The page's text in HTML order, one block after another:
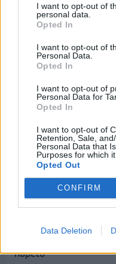
I want to opt-out of
personal data.
Opted In
I want to opt-out of
Personal Data.
Opted In
I want to opt-out of
Personal Data for
Opted In
I want to opt-out of
Retention, Sale,
Personal Data that
Purposes for which
Opted Out
CONFIRM
Data Deletion
Από τις 28 Αυγούστου
Κάρτας Αγρότη μέσω
Eurobank: Εξελίξεις
πετρελαίου και
06/08/2026 - 16:20
Οι ελληνικές scale-ups
στην ανάπτυξη -
προσέλκυση πελατών
06/08/2026 - 15:56
Χρηματιστήριο: Στις
Δείκτης Τιμών, με
ΥΠΑΑΤ:
πυρετό